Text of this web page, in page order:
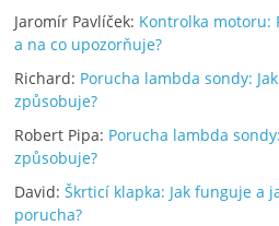
Jaromír Pavlíček: Kontrolka motoru:
a na co upozorňuje?
Richard: Porucha lambda sondy:
způsobuje?
Robert Pipa: Porucha lambda
způsobuje?
David:Škrticí klapka: Jak funguje a
porucha?